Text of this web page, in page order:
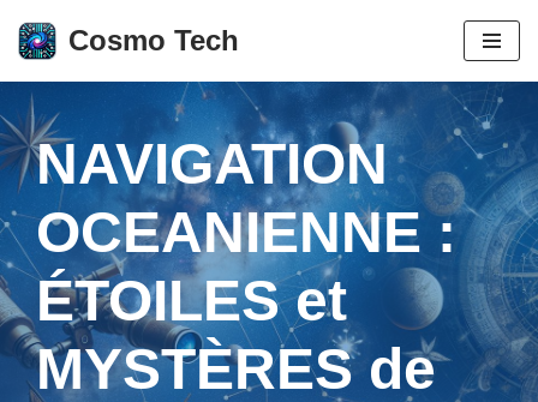
Aller
au
contenu
Cosmo Tech
NAVIGATION
OCEANIENNE :
ÉTOILES et
MYSTÈRES de